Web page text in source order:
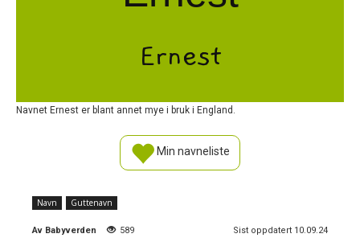
Ernest
Navnet Ernest er blant annet mye i bruk i England.
Min navneliste
Navn Guttenavn
Av Babyverden 589 Sist oppdatert 10.09.24